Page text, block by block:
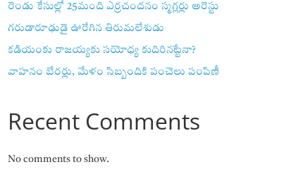
రెండు కేసుల్లో 25మంది ఎర్రచందనం స్మగ్లర్లు అరెస్టు
గరుడారూఢుడై ఊరేగిన తిరుమలేశుడు
కడియంకు రాజయ్యకు సయోధ్య కుదిరినట్టేనా?
వాహ‌నం బేర‌ర్లు, మేళం సిబ్బందికి పంచెలు పంపిణీ
Recent Comments
No comments to show.